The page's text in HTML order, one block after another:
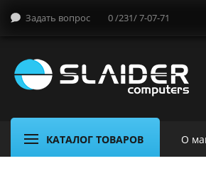
Задать вопрос 0 /231/ 7-07-71
КАТАЛОГ ТОВАРОВ О